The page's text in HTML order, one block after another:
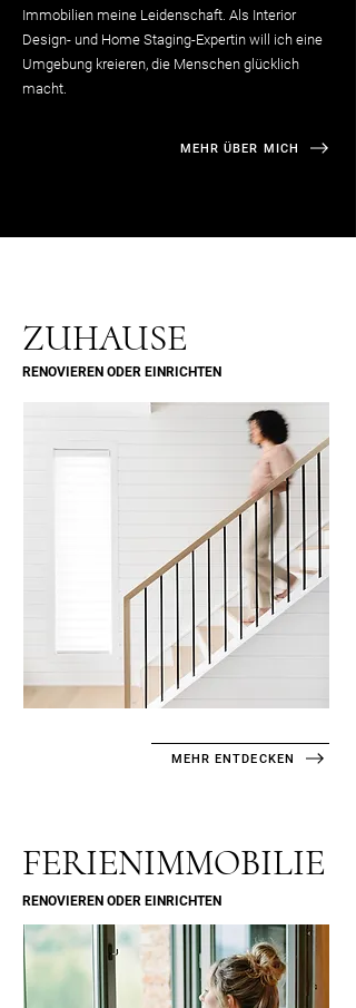
Immobilien meine Leidenschaft. Als Interior
Design- und Home Staging-Expertin will ich eine
Umgebung kreieren, die Menschen glücklich
macht.
MEHR ÜBER MICH
ZUHAUSE
RENOVIEREN ODER EINRICHTEN
MEHR ENTDECKEN
FERIENIMMOBILIE
RENOVIEREN ODER EINRICHTEN